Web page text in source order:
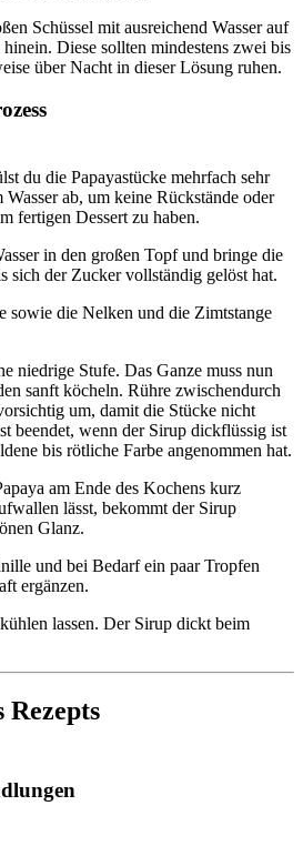
Schüssel mit ausreichend Wasser auf
Diese sollten mindestens zwei bis
über Nacht in dieser Lösung ruhen.
du die Papayastücke mehrfach sehr
ab, um keine Rückstände oder
fertigen Dessert zu haben.
in den großen Topf und bringe die
sich der Zucker vollständig gelöst hat.
sowie die Nelken und die Zimtstange
niedrige Stufe. Das Ganze muss nun
sanft köcheln. Rühre zwischendurch
um, damit die Stücke nicht
beendet, wenn der Sirup dickflüssig ist
bis rötliche Farbe angenommen hat.
am Ende des Kochens kurz
lässt, bekommt der Sirup
Glanz.
und bei Bedarf ein paar Tropfen
ergänzen.
lassen. Der Sirup dickt beim
Rezepts